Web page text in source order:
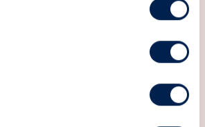
Inloopdouche, wastafel